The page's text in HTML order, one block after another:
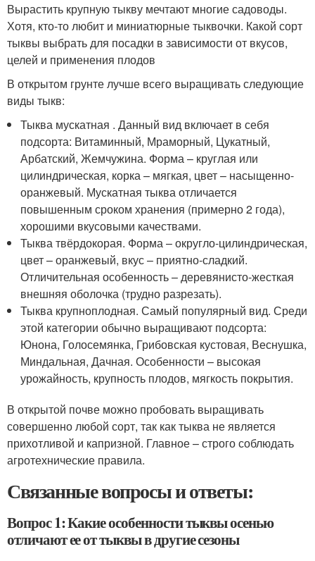
Вырастить крупную тыкву мечтают многие садоводы.
Хотя, кто-то любит и миниатюрные тыквочки. Какой сорт
тыквы выбрать для посадки в зависимости от вкусов,
целей и применения плодов
В открытом грунте лучше всего выращивать следующие
виды тыкв:
Тыква мускатная . Данный вид включает в себя
подсорта: Витаминный, Мраморный, Цукатный,
Арбатский, Жемчужина. Форма – круглая или
цилиндрическая, корка – мягкая, цвет – насыщенно-
оранжевый. Мускатная тыква отличается
повышенным сроком хранения (примерно 2 года),
хорошими вкусовыми качествами.
Тыква твёрдокорая. Форма – округло-цилиндрическая,
цвет – оранжевый, вкус – приятно-сладкий.
Отличительная особенность – деревянисто-жесткая
внешняя оболочка (трудно разрезать).
Тыква крупноплодная. Самый популярный вид. Среди
этой категории обычно выращивают подсорта:
Юнона, Голосемянка, Грибовская кустовая, Веснушка,
Миндальная, Дачная. Особенности – высокая
урожайность, крупность плодов, мягкость покрытия.
В открытой почве можно пробовать выращивать
совершенно любой сорт, так как тыква не является
прихотливой и капризной. Главное – строго соблюдать
агротехнические правила.
Связанные вопросы и ответы:
Вопрос 1: Какие особенности тыквы осенью
отличают ее от тыквы в другие сезоны